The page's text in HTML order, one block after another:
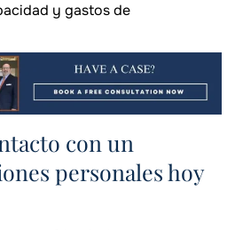
y gastos de
con un
personales hoy